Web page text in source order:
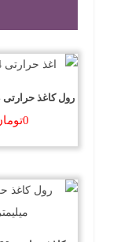
رول کاغذ حرارتی 54 میلیمتری
0